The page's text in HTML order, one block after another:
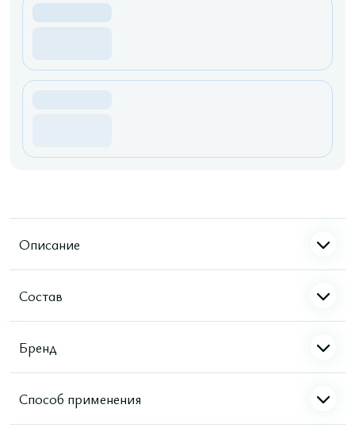
Описание
Состав
Бренд
Способ применения